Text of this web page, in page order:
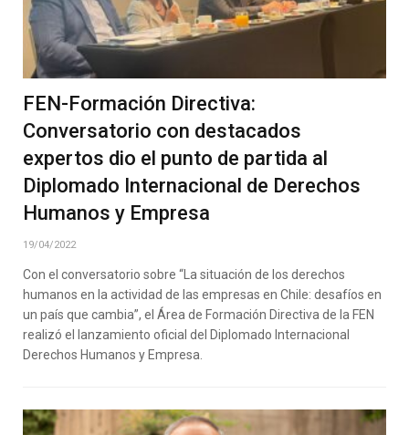
FEN-Formación Directiva:
Conversatorio con destacados
expertos dio el punto de partida al
Diplomado Internacional de Derechos
Humanos y Empresa
19/04/2022
Con el conversatorio sobre “La situación de los derechos
humanos en la actividad de las empresas en Chile: desafíos en
un país que cambia”, el Área de Formación Directiva de la FEN
realizó el lanzamiento oficial del Diplomado Internacional
Derechos Humanos y Empresa.